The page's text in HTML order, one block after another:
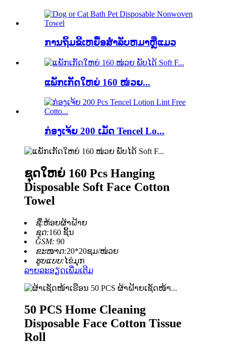
ການຖິ້ມຂີ້ເຫຍື້ອສໍາລັບຫມາຫຼືແມວ
ແພັກເກັດໃຫຍ່ 160 ໜ່ວຍ...
ກ່ອງເຈ້ຍ 200 ເມັດ Tencel Lo...
ຊຸດໃຫຍ່ 160 Pcs Hanging
Disposable Soft Face Cotton
Towel
ຊື່:ຫ້ອຍຜ້າຝ້າຍ
ຊຸດ:160 ຊິ້ນ
GSM: 90
ຂະໜາດ:20*20ຊມ/ໜ່ວຍ
ຮູບແບບ:ໄຂ່ມຸກ
ລາຍລະອຽດເພີ່ມເຕີມ
50 PCS Home Cleaning
Disposable Face Cotton Tissue
Roll